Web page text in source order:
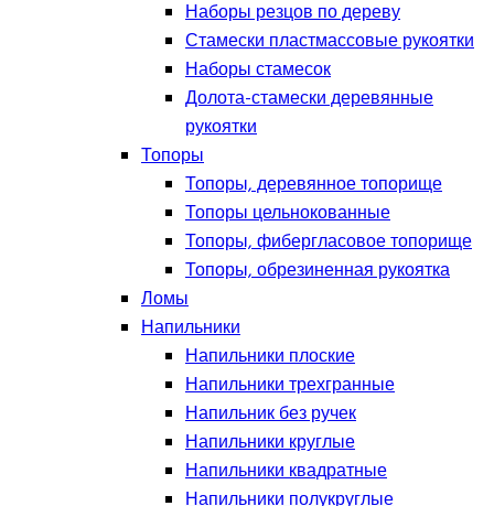
Наборы резцов по дереву
Стамески пластмассовые рукоятки
Наборы стамесок
Долота-стамески деревянные
рукоятки
Топоры
Топоры, деревянное топорище
Топоры цельнокованные
Топоры, фибергласовое топорище
Топоры, обрезиненная рукоятка
Ломы
Напильники
Напильники плоские
Напильники трехгранные
Напильник без ручек
Напильники круглые
Напильники квадратные